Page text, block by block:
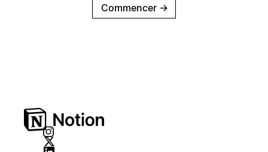
Commencer →